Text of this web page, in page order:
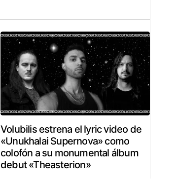
Volubilis estrena el lyric video de
«Unukhalai Supernova» como
colofón a su monumental álbum
debut «Theasterion»